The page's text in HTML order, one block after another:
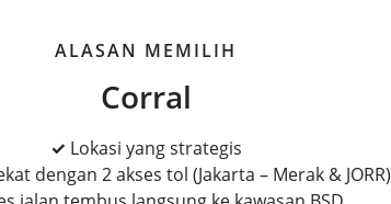
ALASAN MEMILIH
Corral
✓ Lokasi yang strategis
dengan 2 akses tol (Jakarta – Merak & JORR)